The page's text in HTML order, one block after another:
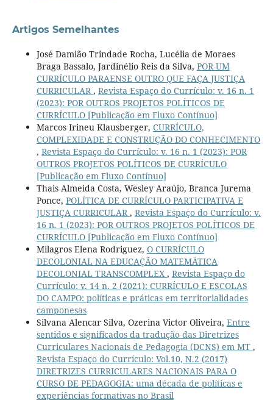
Artigos Semelhantes
José Damião Trindade Rocha, Lucélia de Moraes
Braga Bassalo, Jardinélio Reis da Silva, POR UM
CURRÍCULO PARAENSE OUTRO QUE FAÇA JUSTIÇA
CURRICULAR, Revista Espaço do Currículo: v. 16 n. 1
(2023): POR OUTROS PROJETOS POLÍTICOS DE
CURRÍCULO [Publicação em Fluxo Contínuo]
Marcos Irineu Klausberger, CURRÍCULO,
COMPLEXIDADE E CONSTRUÇÃO DO CONHECIMENTO
, Revista Espaço do Currículo: v. 16 n. 1 (2023): POR
OUTROS PROJETOS POLÍTICOS DE CURRÍCULO
[Publicação em Fluxo Contínuo]
Thais Almeida Costa, Wesley Araújo, Branca Jurema
Ponce, POLÍTICA DE CURRÍCULO PARTICIPATIVA E
JUSTIÇA CURRICULAR, Revista Espaço do Currículo: v.
16 n. 1 (2023): POR OUTROS PROJETOS POLÍTICOS DE
CURRÍCULO [Publicação em Fluxo Contínuo]
Milagros Elena Rodriguez, O CURRÍCULO
DECOLONIAL NA EDUCAÇÃO MATEMÁTICA
DECOLONIAL TRANSCOMPLEX , Revista Espaço do
Currículo: v. 14 n. 2 (2021): CURRÍCULO E ESCOLAS
DO CAMPO: políticas e práticas em territorialidades
camponesas
Silvana Alencar Silva, Ozerina Victor Oliveira, Entre
sentidos e significados da tradução das Diretrizes
Curriculares Nacionais de Pedagogia (DCNS) em MT ,
Revista Espaço do Currículo: Vol.10, N.2 (2017)
DIRETRIZES CURRICULARES NACIONAIS PARA O
CURSO DE PEDAGOGIA: uma década de políticas e
experiências formativas no Brasil